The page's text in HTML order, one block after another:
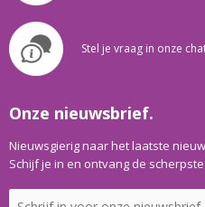
Stel je vraag in onze
Onze nieuwsbrief.
Nieuwsgierig naar het laatste
Schijf je in en ontvang de